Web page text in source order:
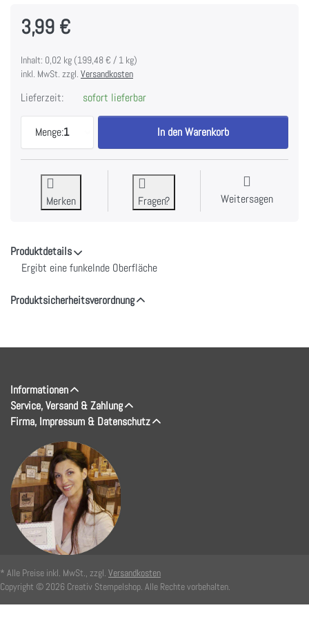
3,99 €
Inhalt: 0,02 kg (199,48 € / 1 kg)
inkl. MwSt. zzgl. Versandkosten
Lieferzeit: sofort lieferbar
Menge:1
Wow Midas Touch - Regular zu 3,99 €, Menge 1.
In den Warenkorb
Merken Fragen? Weitersagen
Produktdetails
Ergibt eine funkelnde Oberfläche
Produktsicherheitsverordnung
Informationen
Service, Versand & Zahlung
Firma, Impressum & Datenschutz
* Alle Preise inkl. MwSt., zzgl. Versandkosten
Copyright © 2026 Creativ Stempelshop. Alle Rechte vorbehalten.